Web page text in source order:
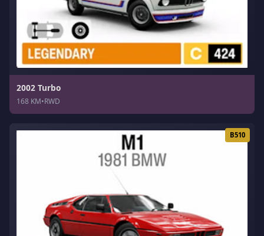
2002 Turbo
168 KM•RWD
B510